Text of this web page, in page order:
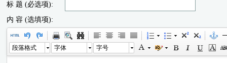
标 题 (必选项):
内 容 (选填项):
段落格式 字体 字号